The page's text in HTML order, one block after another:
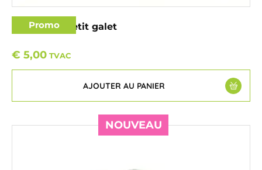
Promo
Rhodonite petit galet
€ 5,00 TVAC
AJOUTER AU PANIER
NOUVEAU
NOUVEAU